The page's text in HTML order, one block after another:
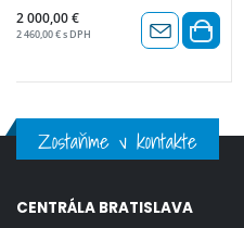
300°C
2 000,00 €
2 460,00 € s DPH
Zostaňme v kontakte
CENTRÁLA BRATISLAVA